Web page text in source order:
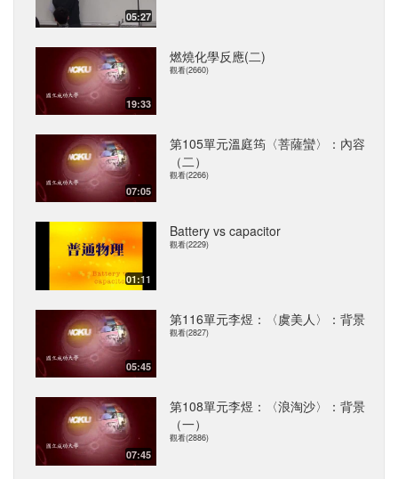
05:27
19:33
燃燒化學反應(二)
觀看(2660)
07:05
第105單元溫庭筠〈菩薩蠻〉：內容
（二）
觀看(2266)
01:11
Battery vs capacitor
觀看(2229)
05:45
第116單元李煜：〈虞美人〉：背景
觀看(2827)
07:45
第108單元李煜：〈浪淘沙〉：背景
（一）
觀看(2886)